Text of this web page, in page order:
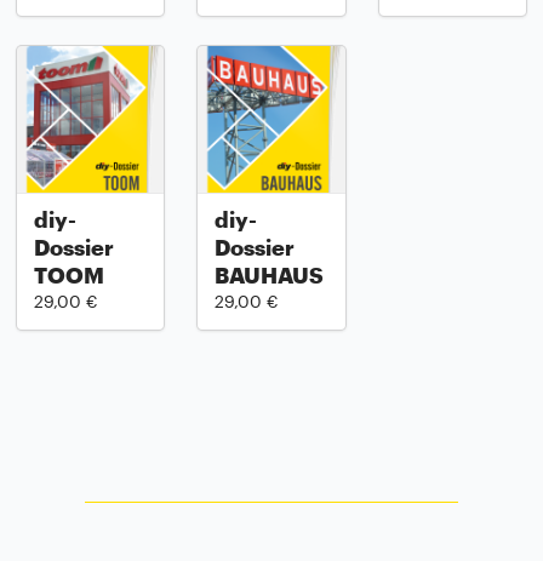
diy-
Dossier
TOOM
29,00 €
diy-
Dossier
BAUHAUS
29,00 €